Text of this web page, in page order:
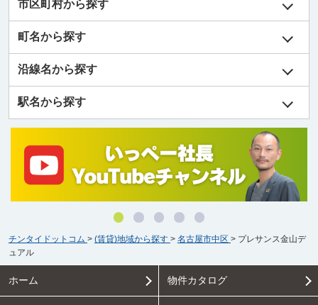
市区町村から探す
町名から探す
沿線名から探す
駅名から探す
チンタイドットコム > (賃貸)地域から探す > 名古屋市中区 > プレサンス金山デ
ュアル
ホーム 物件カタログ